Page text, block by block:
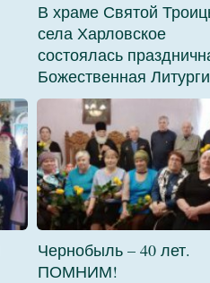
В храме Святой
села Харловское
состоялась
Божественная
Чернобыль – 40 лет.
ПОМНИМ!